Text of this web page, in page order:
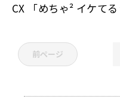
CX 「めちゃ² イケて
前ページ